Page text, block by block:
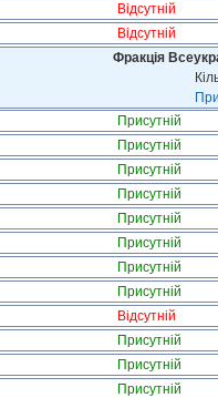
Відсутній
Відсутній
Фракція
Присутній
Присутній
Присутній
Присутній
Присутній
Присутній
Присутній
Присутній
Відсутній
Присутній
Присутній
Присутній